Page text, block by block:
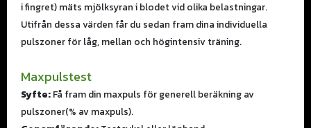
i fingret) mäts mjölksyran i blodet vid olika belastningar.
Utifrån dessa värden får du sedan fram dina individuella
pulszoner för låg, mellan och högintensiv träning.
Maxpulstest
Syfte: Få fram din maxpuls för generell beräkning av
pulszoner(% av maxpuls).